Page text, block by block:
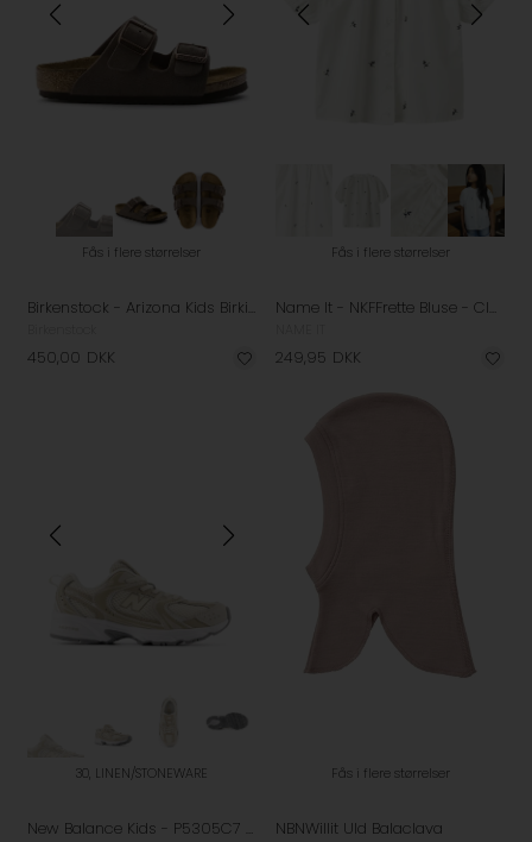
Fås i flere størrelser
Birkenstock - Arizona Kids Birkibuc Sandal - Mocha
450,00 DKK
Fås i flere størrelser
Name It - NKFFrette Bluse - Cloud Dancer
249,95 DKK
30, LINEN/STONEWARE
New Balance Kids - P5305C7 Sneakers - Linen
Fås i flere størrelser
NBNWillit Uld Balaclava